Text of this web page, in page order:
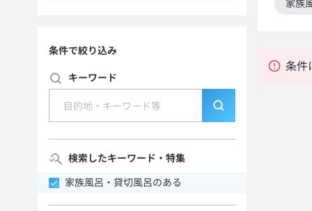
条件で絞り込み
キーワード
検索したキーワード・特集
家族風呂・貸切風呂のある
家族
この
条件